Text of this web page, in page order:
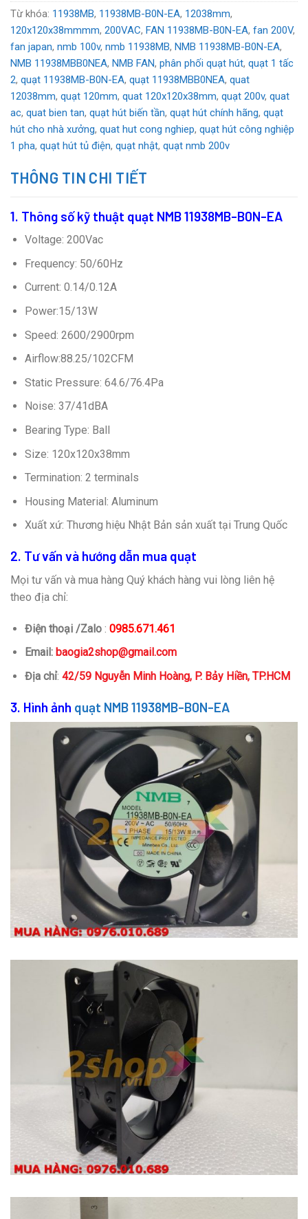
Từ khóa: 11938MB, 11938MB-B0N-EA, 12038mm,
120x120x38mmmm, 200VAC, FAN 11938MB-B0N-EA, fan 200V,
fan japan, nmb 100v, nmb 11938MB, NMB 11938MB-B0N-EA,
NMB 11938MBB0NEA, NMB FAN, phân phối quạt hút, quạt 1 tấc
2, quạt 11938MB-B0N-EA, quạt 11938MBB0NEA, quat
12038mm, quạt 120mm, quat 120x120x38mm, quạt 200v, quat
ac, quat bien tan, quạt hút biến tần, quạt hút chính hãng, quạt
hút cho nhà xưởng, quat hut cong nghiep, quạt hút công nghiệp
1 pha, quạt hút tủ điện, quạt nhật, quạt nmb 200v
THÔNG TIN CHI TIẾT
1. Thông số kỹ thuật quạt NMB 11938MB-B0N-EA
Voltage: 200Vac
Frequency: 50/60Hz
Current: 0.14/0.12A
Power:15/13W
Speed: 2600/2900rpm
Airflow:88.25/102CFM
Static Pressure: 64.6/76.4Pa
Noise: 37/41dBA
Bearing Type: Ball
Size: 120x120x38mm
Termination: 2 terminals
Housing Material: Aluminum
Xuất xứ: Thương hiệu Nhật Bản sản xuất tại Trung Quốc
2. Tư vấn và hướng dẫn mua quạt
Mọi tư vấn và mua hàng Quý khách hàng vui lòng liên hệ
theo địa chỉ:
Điện thoại /Zalo: 0985.671.461
Email: baogia2shop@gmail.com
Địa chỉ: 42/59 Nguyễn Minh Hoàng, P. Bảy Hiền, TP.HCM
3. Hình ảnh quạt NMB 11938MB-B0N-EA